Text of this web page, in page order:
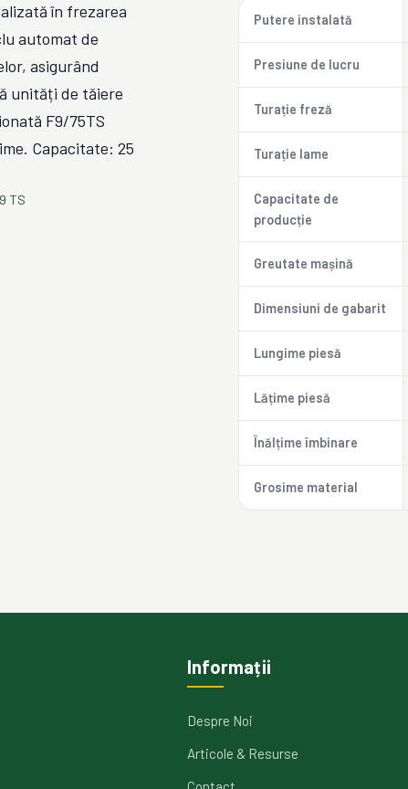
în frezarea
automat de
asigurând
unități de tăiere
F9/75TS
Capacitate: 25
TS
Putere instalată
Presiune de lucru
Turație freză
Turație lame
Capacitate de
producție
Greutate mașină
Dimensiuni de gabarit
Lungime piesă
Lățime piesă
Înălțime îmbinare
Grosime material
Informații
Despre Noi
Articole & Resurse